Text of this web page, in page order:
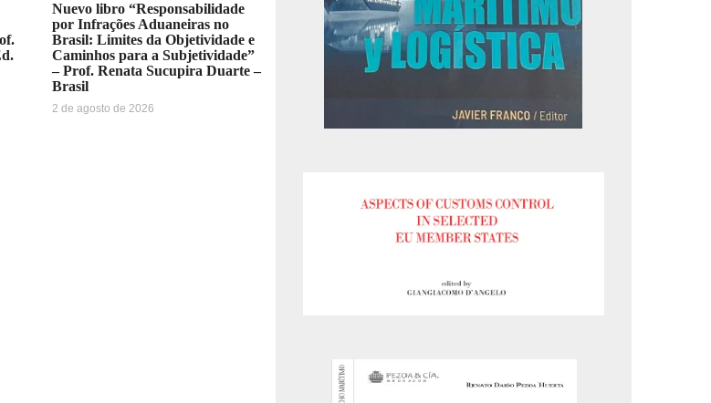
Nuevo libro “Responsabilidade
por Infrações Aduaneiras no
Brasil: Limites da Objetividade e
Caminhos para a Subjetividade”
– Prof. Renata Sucupira Duarte –
Brasil
2 de agosto de 2026